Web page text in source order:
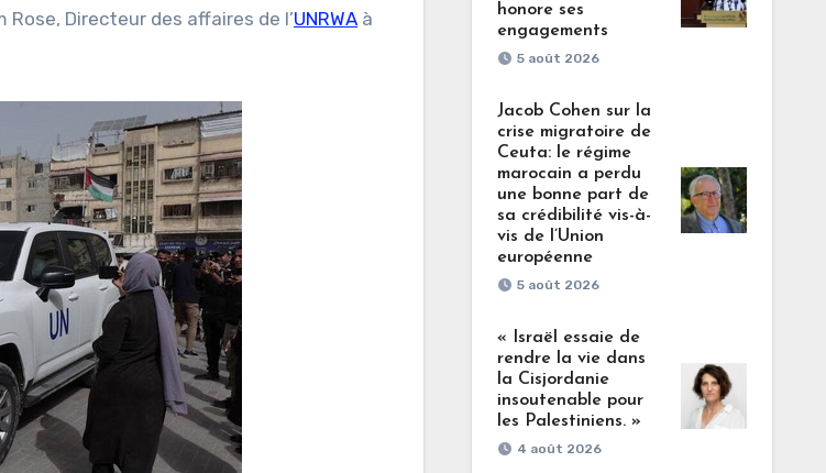
Directeur des affaires de l’UNRWA à
honore ses
engagements
5 août 2026
Jacob Cohen sur la
crise migratoire de
Ceuta: le régime
marocain a perdu
une bonne part de
sa crédibilité vis-à-
vis de l’Union
européenne
5 août 2026
« Israël essaie de
rendre la vie dans
la Cisjordanie
insoutenable pour
les Palestiniens. »
4 août 2026